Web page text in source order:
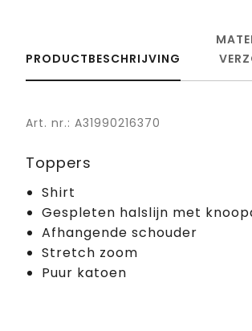
PRODUCTBESCHRIJVING
Art. nr.: A31990216370
Toppers
Shirt
Gespleten halslijn met
Afhangende schouder
Stretch zoom
Puur katoen